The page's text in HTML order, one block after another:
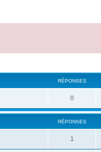
RÉPONSES
0
RÉPONSES
1